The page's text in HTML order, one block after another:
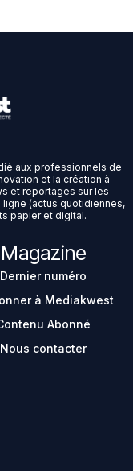
aux professionnels de
et la création à
et reportages sur les
(actus quotidiennes,
papier et digital.
Magazine
Dernier numéro
à Mediakwest
Abonné
Nous contacter